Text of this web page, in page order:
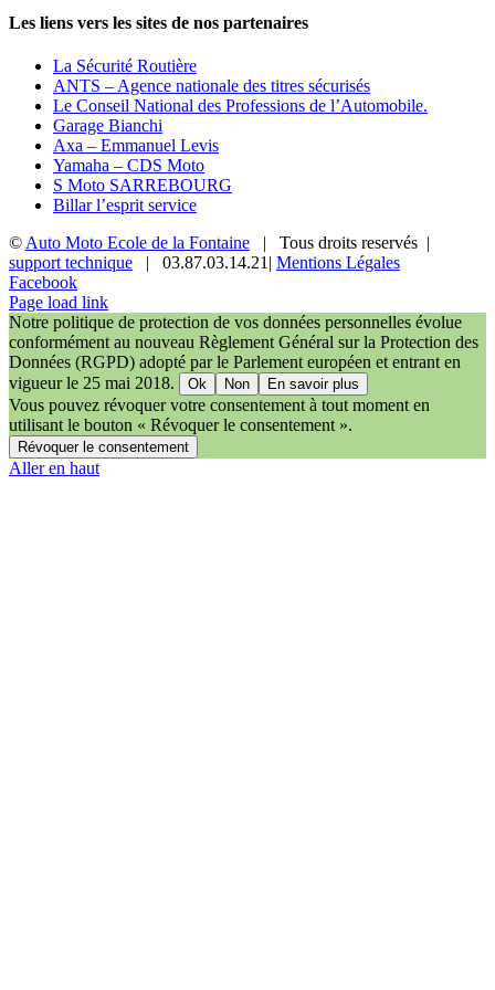
Les liens vers les sites de nos partenaires
La Sécurité Routière
ANTS – Agence nationale des titres sécurisés
Le Conseil National des Professions de l’Automobile.
Garage Bianchi
Axa – Emmanuel Levis
Yamaha – CDS Moto
S Moto SARREBOURG
Billar l’esprit service
© Auto Moto Ecole de la Fontaine | Tous droits reservés |
support technique | 03.87.03.14.21| Mentions Légales
Facebook
Page load link
Notre politique de protection de vos données personnelles évolue
conformément au nouveau Règlement Général sur la Protection des
Données (RGPD) adopté par le Parlement européen et entrant en
vigueur le 25 mai 2018.
Ok Non En savoir plus
Vous pouvez révoquer votre consentement à tout moment en
utilisant le bouton « Révoquer le consentement ».
Révoquer le consentement
Aller en haut